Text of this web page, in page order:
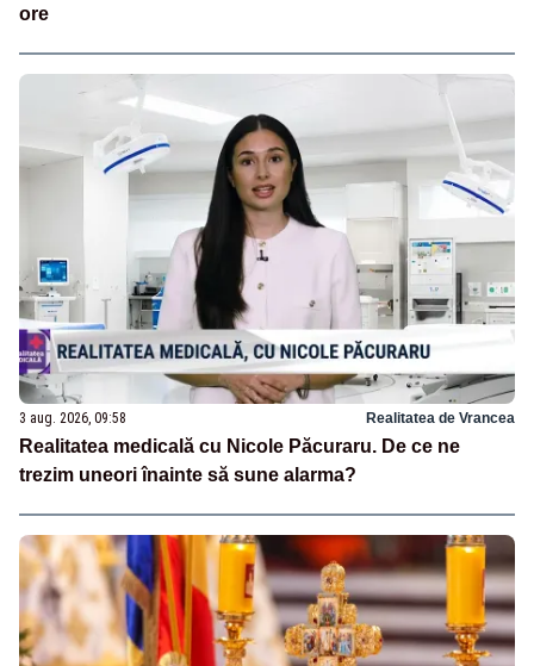
ore
3 aug. 2026, 09:58 Realitatea de Vrancea
Realitatea medicală cu Nicole Păcuraru. De ce ne
trezim uneori înainte să sune alarma?